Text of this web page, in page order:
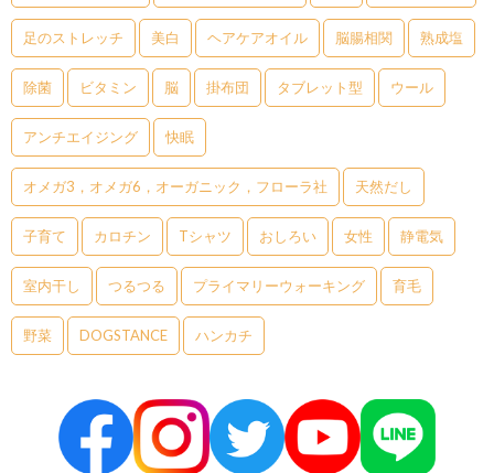
足のストレッチ 美白 ヘアケアオイル 脳腸相関 熟成塩
除菌 ビタミン 脳 掛布団 タブレット型 ウール
アンチエイジング 快眠
オメガ3，オメガ6，オーガニック，フローラ社 天然だし
子育て カロチン Tシャツ おしろい 女性 静電気
室内干し つるつる プライマリーウォーキング 育毛
野菜 DOGSTANCE ハンカチ